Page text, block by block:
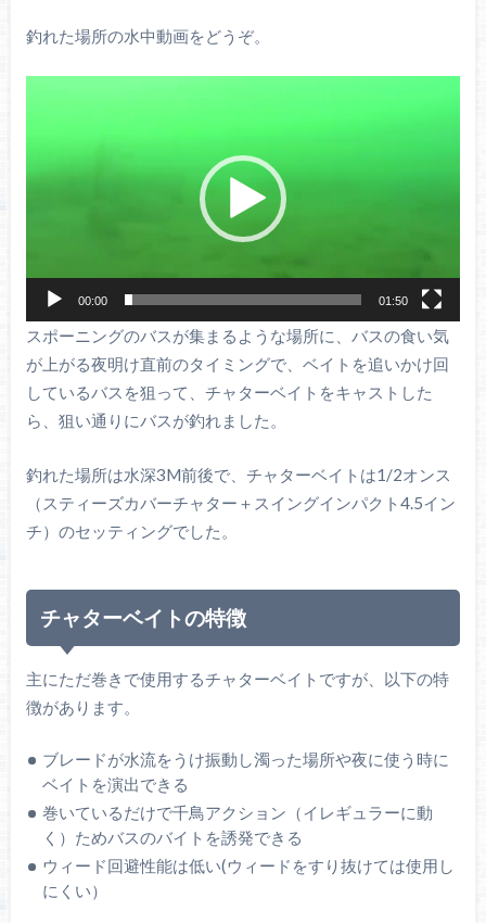
釣れた場所の水中動画をどうぞ。
00:00 01:50
スポーニングのバスが集まるような場所に、バスの食い気
が上がる夜明け直前のタイミングで、ベイトを追いかけ回
しているバスを狙って、チャターベイトをキャストした
ら、狙い通りにバスが釣れました。
釣れた場所は水深3M前後で、チャターベイトは1/2オンス
（スティーズカバーチャター＋スイングインパクト4.5イン
チ）のセッティングでした。
チャターベイトの特徴
主にただ巻きで使用するチャターベイトですが、以下の特
徴があります。
ブレードが水流をうけ振動し濁った場所や夜に使う時に
ベイトを演出できる
巻いているだけで千鳥アクション（イレギュラーに動
く）ためバスのバイトを誘発できる
ウィード回避性能は低い(ウィードをすり抜けては使用し
にくい）